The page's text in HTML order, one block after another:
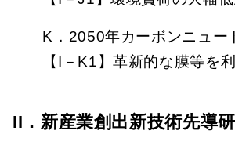
K．2050年カーボンニュー
【I－K1】革新的な膜等を
II．新産業創出新技術先導